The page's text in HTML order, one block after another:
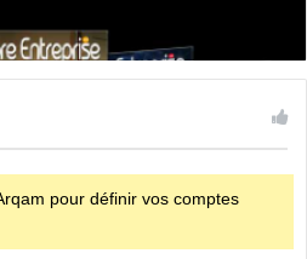
pour définir vos comptes